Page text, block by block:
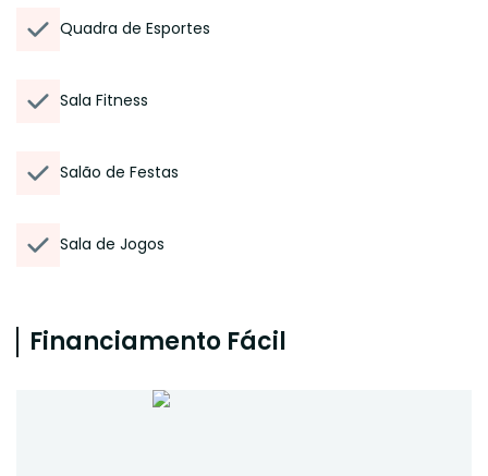
Quadra de Esportes
Sala Fitness
Salão de Festas
Sala de Jogos
Financiamento Fácil